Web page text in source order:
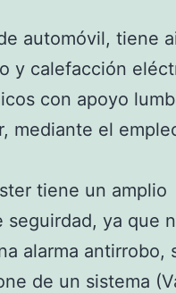
automóvil, tiene
y calefacción
con apoyo
mediante el
tiene un amplio
seguirdad, ya que
alarma antirrobo,
de un sistema